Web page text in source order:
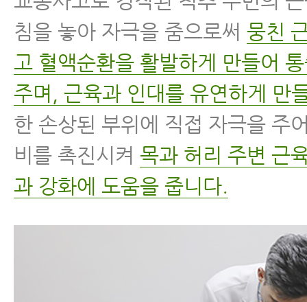
침을 놓아 자극을 줌으로써 뭉친
고 혈액순환을 활발하게 만들어
주며, 근육과 인대를 유연하게 만
한 손상된 부위에 직접 자극을 주
비를 촉진시켜 목과 허리 주변 근
과 강화에 도움을 줍니다.